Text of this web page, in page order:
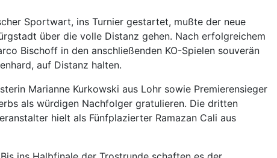
Sportwart, ins Turnier gestartet, mußte der neue
über die volle Distanz gehen. Nach erfolgreichem
Bischoff in den anschließenden KO-Spielen souverän
auf Distanz halten.
Marianne Kurkowski aus Lohr sowie Premierensieger
als würdigen Nachfolger gratulieren. Die dritten
hielt als Fünfplazierter Ramazan Cali aus